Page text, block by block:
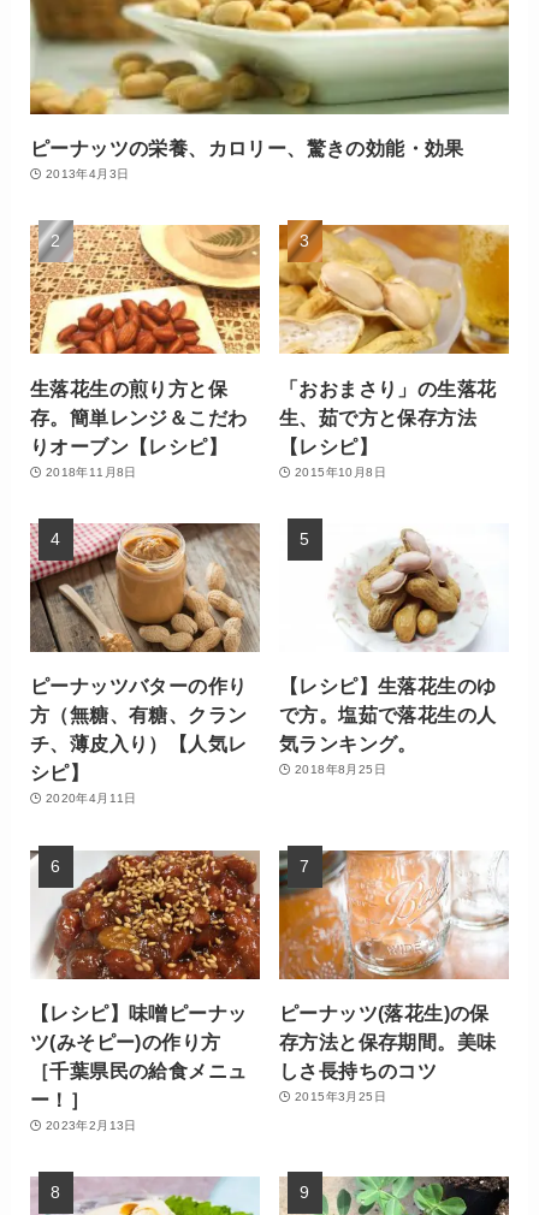
ピーナッツの栄養、カロリー、驚きの効能・効果
2013年4月3日
生落花生の煎り方と保
存。簡単レンジ＆こだわ
りオーブン【レシピ】
2018年11月8日
「おおまさり」の生落花
生、茹で方と保存方法
【レシピ】
2015年10月8日
ピーナッツバターの作り
方（無糖、有糖、クラン
チ、薄皮入り）【人気レ
シピ】
2020年4月11日
【レシピ】生落花生のゆ
で方。塩茹で落花生の人
気ランキング。
2018年8月25日
【レシピ】味噌ピーナッ
ツ(みそピー)の作り方
［千葉県民の給食メニュ
ー！］
2023年2月13日
ピーナッツ(落花生)の保
存方法と保存期間。美味
しさ長持ちのコツ
2015年3月25日